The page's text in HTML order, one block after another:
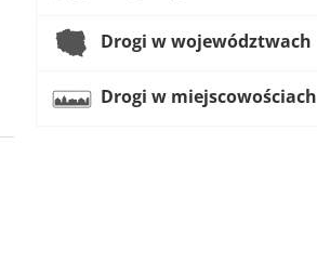
Drogi w województwach
Drogi w miejscowościach